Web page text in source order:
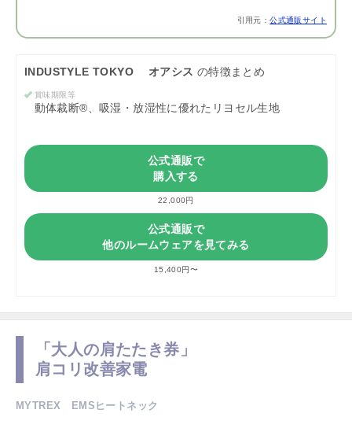
引用元：公式通販サイト
INDUSTYLE TOKYO オアシス の特徴まとめ
賞味期限等
動体裁断®︎、吸湿・放湿性に優れたリヨセル生地
公式通販で
購入する
22,000円
公式通販で
他のルームウェアを見てみる
15,400円〜
「大人の肩たたき券」
肩コリ改善家電
MYTREX EMSヒートネック